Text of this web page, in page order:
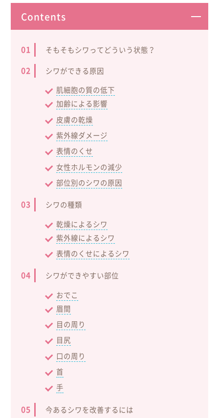
Contents
そもそもシワってどういう状態？
シワができる原因
肌細胞の質の低下
加齢による影響
皮膚の乾燥
紫外線ダメージ
表情のくせ
女性ホルモンの減少
部位別のシワの原因
シワの種類
乾燥によるシワ
紫外線によるシワ
表情のくせによるシワ
シワができやすい部位
おでこ
眉間
目の周り
目尻
口の周り
首
手
今あるシワを改善するには